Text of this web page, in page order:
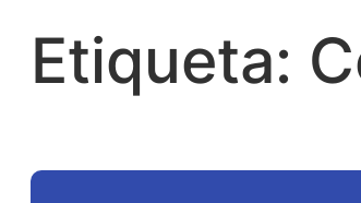
Etiqueta: